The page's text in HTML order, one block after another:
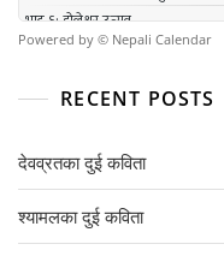
Powered by © Nepali Calendar
RECENT POSTS
देवव्रतका दुई कविता
श्यामलका दुई कविता